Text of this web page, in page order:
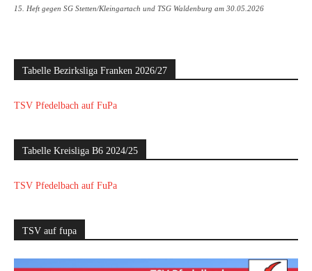
15. Heft gegen SG Stetten/Kleingartach und TSG Waldenburg am 30.05.2026
Tabelle Bezirksliga Franken 2026/27
TSV Pfedelbach auf FuPa
Tabelle Kreisliga B6 2024/25
TSV Pfedelbach auf FuPa
TSV auf fupa